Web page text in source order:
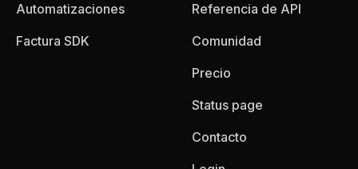
Automatizaciones
Factura SDK
Referencia de API
Comunidad
Precio
Status page
Contacto